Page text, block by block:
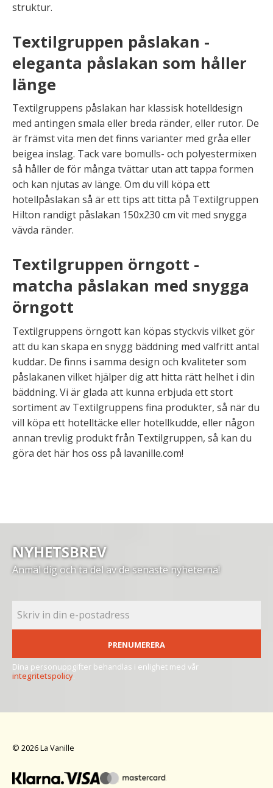
struktur.
Textilgruppen påslakan -
eleganta påslakan som håller
länge
Textilgruppens påslakan har klassisk hotelldesign
med antingen smala eller breda ränder, eller rutor. De
är främst vita men det finns varianter med gråa eller
beigea inslag. Tack vare bomulls- och polyestermixen
så håller de för många tvättar utan att tappa formen
och kan njutas av länge. Om du vill köpa ett
hotellpåslakan så är ett tips att titta på Textilgruppen
Hilton randigt påslakan 150x230 cm vit med snygga
vävda ränder.
Textilgruppen örngott -
matcha påslakan med snygga
örngott
Textilgruppens örngott kan köpas styckvis vilket gör
att du kan skapa en snygg bäddning med valfritt antal
kuddar. De finns i samma design och kvaliteter som
påslakanen vilket hjälper dig att hitta rätt helhet i din
bäddning. Vi är glada att kunna erbjuda ett stort
sortiment av Textilgruppens fina produkter, så när du
vill köpa ett hotelltäcke eller hotellkudde, eller någon
annan trevlig produkt från Textilgruppen, så kan du
göra det här hos oss på lavanille.com!
NYHETSBREV
Anmäl dig och ta del av de senaste nyheterna!
PRENUMERERA
Dina personuppgifter behandlas i enlighet med vår
integritetspolicy.
© 2026 La Vanille